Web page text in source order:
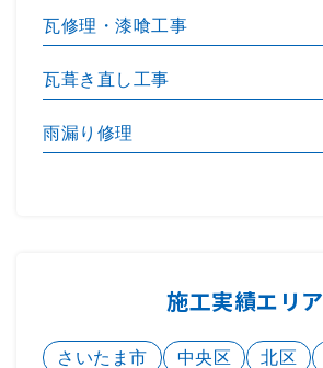
瓦修理・漆喰工事
瓦葺き直し工事
雨漏り修理
施工実績エリア
さいたま市 中央区 北区